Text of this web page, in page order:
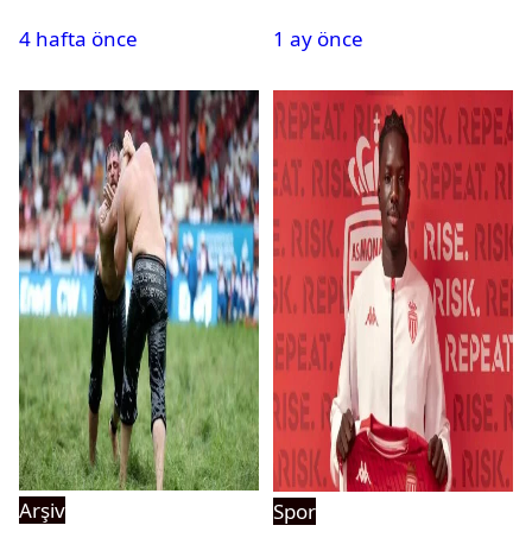
istemiyor’’
4 hafta önce
1 ay önce
Arşiv
Spor